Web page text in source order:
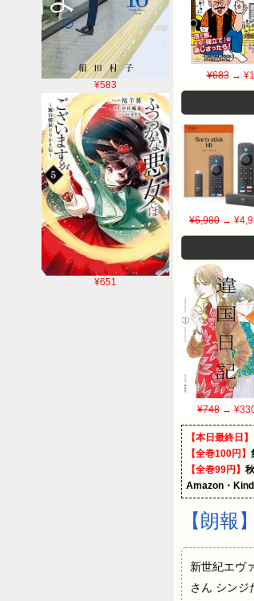
¥583
¥651
¥683→
¥6,980 →
¥748 →
【本日最終日
【全巻100円】
【全巻99円】
Amazon・
【朗
新世紀エヴ
さん シンジ